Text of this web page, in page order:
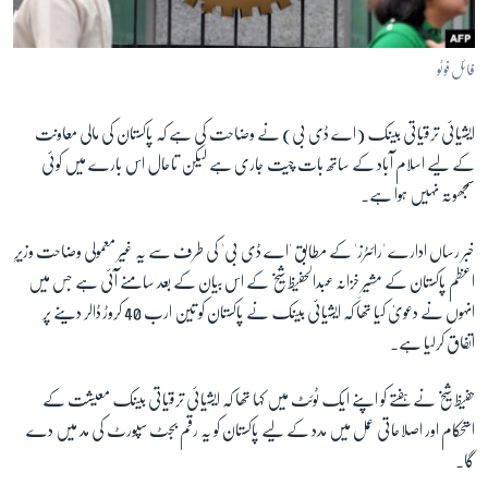
آرٹ
آزادیٔ صحافت
صحت
دلچسپ و عجیب
آڈیو
اسپیشل کوریج
اداریہ
Learning English
FOLLOW US
فائل فوٹو
ایشیائی ترقیاتی بینک (اے ڈی بی) نے وضاحت کی ہے کہ پاکستان کی مالی معاونت
کے لیے اسلام آباد کے ساتھ بات چیت جاری ہے لیکن تاحال اس بارے میں کوئی
سمجھوتہ نہیں ہوا ہے۔
خبر رساں ادارے 'رائٹرز' کے مطابق 'اے ڈی بی' کی طرف سے یہ غیر معمولی وضاحت وزیرِ
اعظم پاکستان کے مشیرِ خزانہ عبدالحفیظ شیخ کے اس بیان کے بعد سامنے آئی ہے جس میں
انہوں نے دعویٰ کیا تھا کہ ایشیائی بینک نے پاکستان کو تین ارب 40 کروڑ ڈالر دینے پر
اتفاق کرلیا ہے۔
حفیظ شیخ نے ہفتے کو اپنے ایک ٹوئٹ میں کہا تھا کہ ایشیائی ترقیاتی بینک معیشت کے
استحکام اور اصلاحاتی عمل میں مدد کے لیے پاکستان کو یہ رقم بجٹ سپورٹ کی مد میں دے
گا۔